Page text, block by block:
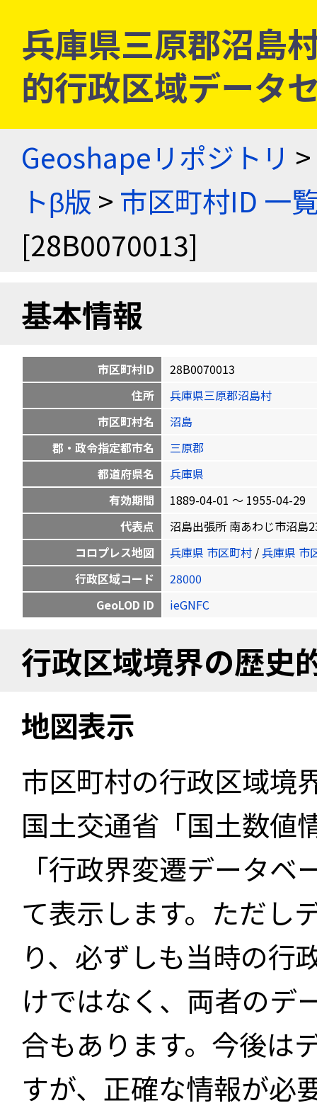
兵庫県三原郡沼島
的行政区域データ
Geoshapeリポジトリ >
トβ版 > 市区町村ID 一
[28B0070013]
基本情報
市区町村ID
28B0070013
住所
兵庫県三原郡沼島村
市区町村名
沼島
郡・政令指定都市名
三原郡
都道府県名
兵庫県
有効期間
1889-04-01 〜 1955-04-29
代表点
沼島出張所 南あわじ市沼島
コロプレス地図
兵庫県 市区町村 /兵庫県 市
行政区域コード
28000
GeoLOD ID
ieGNFC
行政区域境界の歴史
地図表示
市区町村の行政区域境
国土交通省「国土数値
「行政界変遷データ
て表示します。ただし
り、必ずしも当時の行
けではなく、両者のデ
合もあります。今後は
すが、正確な情報が必